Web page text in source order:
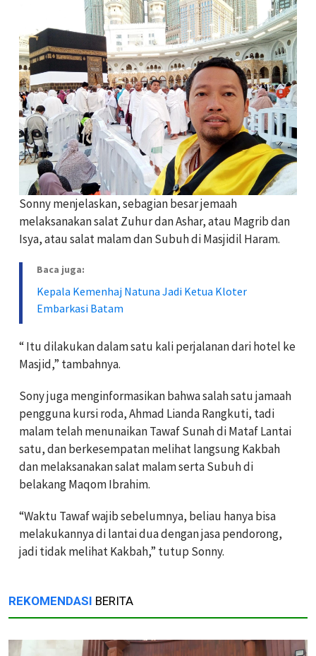
Sonny menjelaskan, sebagian besar jemaah
melaksanakan salat Zuhur dan Ashar, atau Magrib dan
Isya, atau salat malam dan Subuh di Masjidil Haram.
Baca juga:
Kepala Kemenhaj Natuna Jadi Ketua Kloter
Embarkasi Batam
“ Itu dilakukan dalam satu kali perjalanan dari hotel ke
Masjid,” tambahnya.
Sony juga menginformasikan bahwa salah satu jamaah
pengguna kursi roda, Ahmad Lianda Rangkuti, tadi
malam telah menunaikan Tawaf Sunah di Mataf Lantai
satu, dan berkesempatan melihat langsung Kakbah
dan melaksanakan salat malam serta Subuh di
belakang Maqom Ibrahim.
“Waktu Tawaf wajib sebelumnya, beliau hanya bisa
melakukannya di lantai dua dengan jasa pendorong,
jadi tidak melihat Kakbah,” tutup Sonny.
REKOMENDASI BERITA